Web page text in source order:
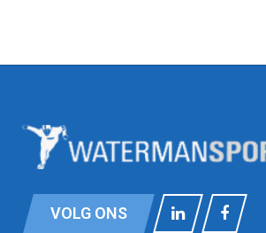
VOLG ONS